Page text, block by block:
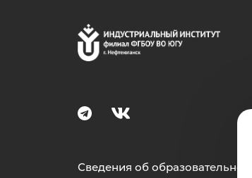
Сведения об образовательной